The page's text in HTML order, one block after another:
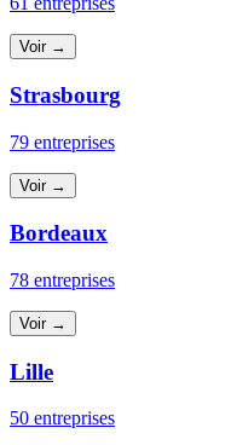
Voir →
Strasbourg
79 entreprises
Voir →
Bordeaux
78 entreprises
Voir →
Lille
50 entreprises